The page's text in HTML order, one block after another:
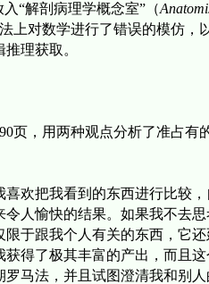
“解剖病理学概念室”（
上对数学进行了错误的模仿
理获取。
页，用两种观点分析了准占有
喜欢把我看到的东西进行比较
令人愉快的结果。如果我不去
于跟我个人有关的东西，它
获得了极其丰富的产出，而且
马法，并且试图澄清我和别